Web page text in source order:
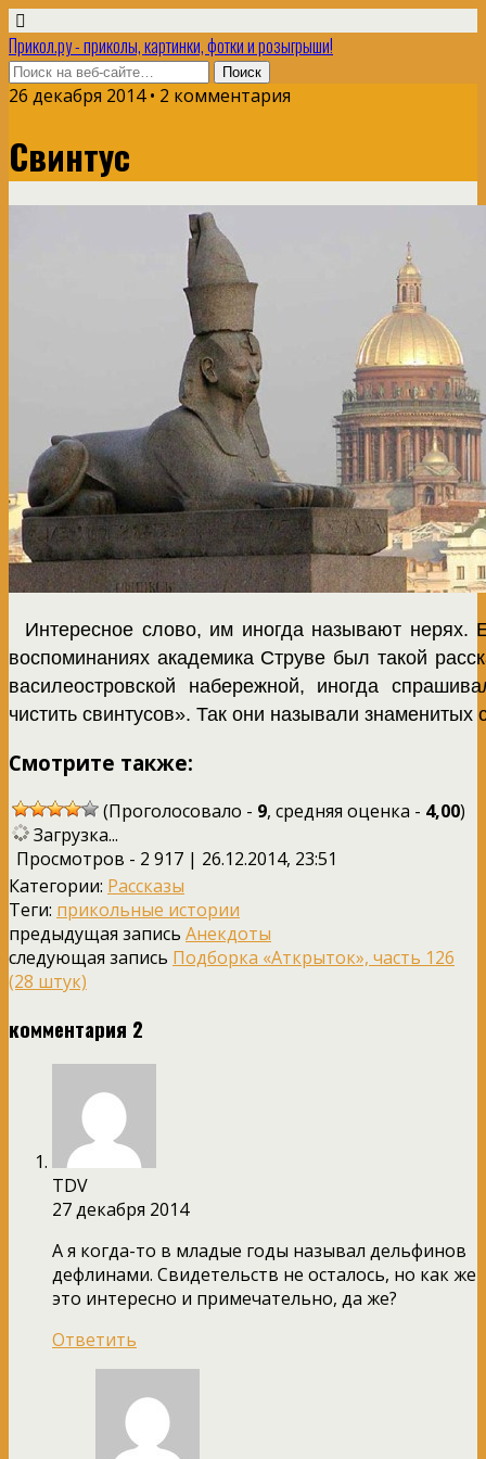
Прикол.ру - приколы, картинки, фотки и розыгрыши!
26 декабря 2014 • 2 комментария
Свинтус
Интересное слово, им иногда называют нерях.
воспоминаниях академика Струве был такой
василеостровской набережной, иногда
чистить свинтусов». Так они называли знаменитых
Смотрите также:
(Проголосовало - 9, средняя оценка - 4,00)
Загрузка...
Просмотров - 2 917 | 26.12.2014, 23:51
Категории: Рассказы
Теги: прикольные истории
предыдущая запись Анекдоты
следующая запись Подборка «Аткрыток», часть 126
(28 штук)
комментария 2
TDV
27 декабря 2014
А я когда-то в младые годы называл дельфинов
дефлинами. Свидетельств не осталось, но как же
это интересно и примечательно, да же?
Ответить